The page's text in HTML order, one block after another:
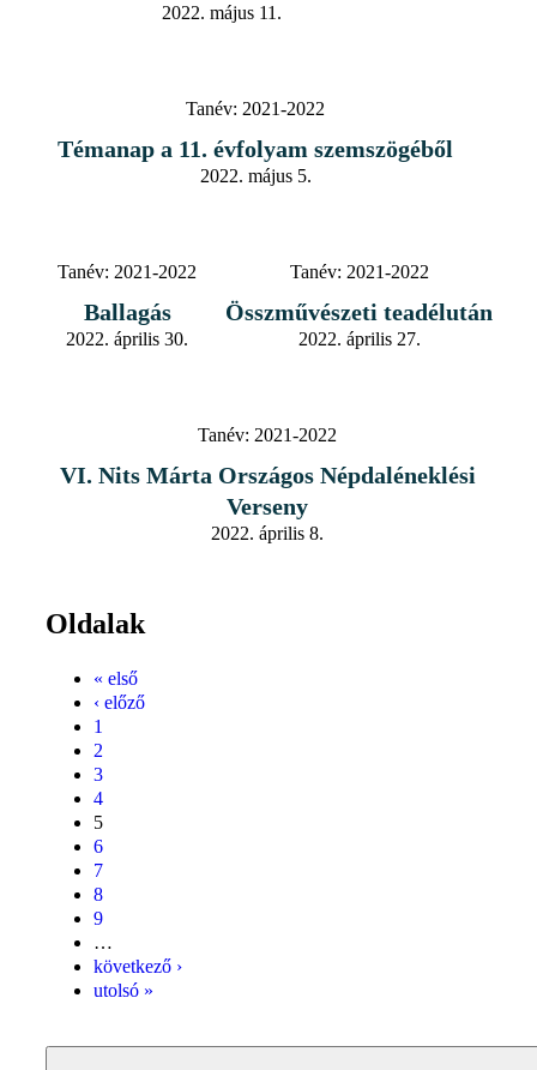
2022. május 11.
Tanév: 2021-2022
Témanap a 11. évfolyam szemszögéből
2022. május 5.
Tanév: 2021-2022
Ballagás
2022. április 30.
Tanév: 2021-2022
Összművészeti teadélután
2022. április 27.
Tanév: 2021-2022
VI. Nits Márta Országos Népdaléneklési
Verseny
2022. április 8.
Oldalak
« első
‹ előző
1
2
3
4
5
6
7
8
9
…
következő ›
utolsó »